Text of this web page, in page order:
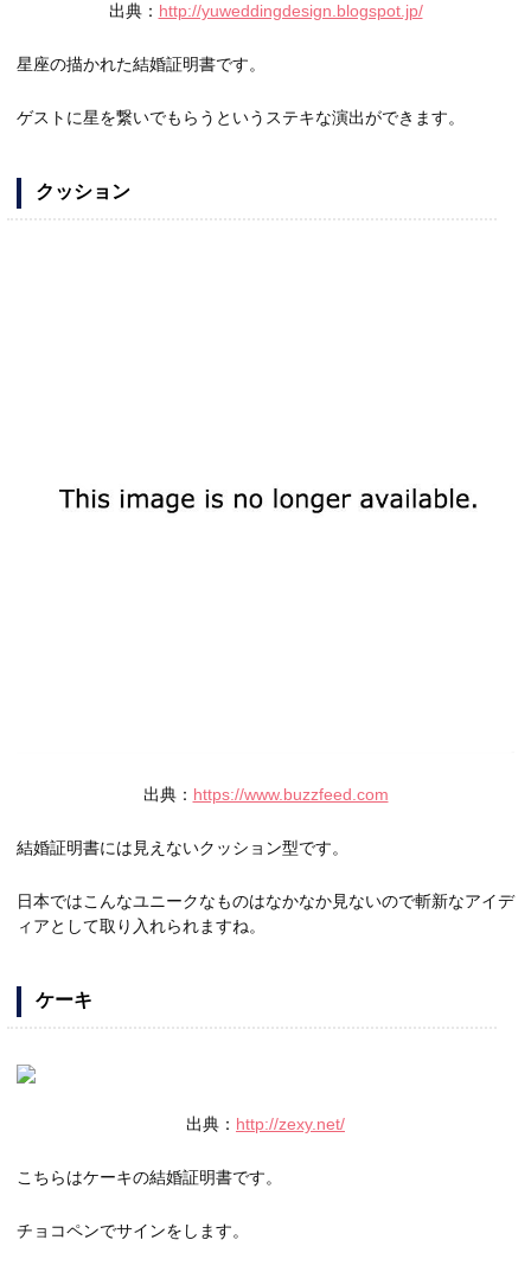
出典： http://yuweddingdesign.blogspot.jp/
星座の描かれた結婚証明書です。
ゲストに星を繋いでもらうというステキな演出ができます。
クッション
出典： https://www.buzzfeed.com
結婚証明書には見えないクッション型です。
日本ではこんなユニークなものはなかなか見ないので斬新なアイデ
ィアとして取り入れられますね。
ケーキ
出典： http://zexy.net/
こちらはケーキの結婚証明書です。
チョコペンでサインをします。